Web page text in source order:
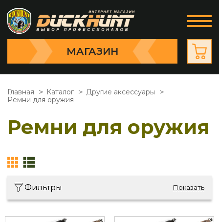
МАГАЗИН
Главная Каталог
Другие аксессуары
Ремни для оружия
Ремни для оружия
Фильтры Показать